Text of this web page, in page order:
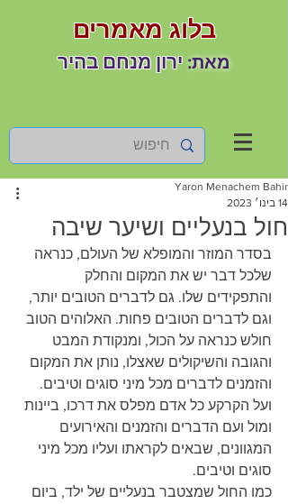
בלוג מאמרים
מאת: ירון מנחם בהיר
חול בנעליים ושיער שיבה
Yaron Menachem Bahir
14 בינו׳ 2023
בסדר המוזר והמופלא של העולם, כנראה
שלכל דבר יש את המקום והחלק
והתפקידים שלו. גם לדברים הטובים יותר,
וגם לדברים הטובים פחות. האלוהים הטוב
חולש כנראה על הכול, ומנקודת המבט
והגובה והשיקולים שאצלו, נותן את המקום
והזמנים לדברים מכל מיני סוגים וטיבים.
ועל הקרקע כל אדם מפלס את דרכו, ביינות
ומול ועם הדברים והזמנים והאירועים
המגוונים, שבאים לקראתו ועליו מכל מיני
סוגים וטיבים.
כמו החול שמצטבר בנעליים של ילד, ביום